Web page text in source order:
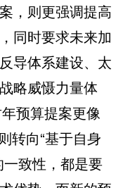
，则更强调提高
同时要求未来加
导体系建设、太
略威慑力量体
预算提案更像
转向“基于自身
致性，都是要